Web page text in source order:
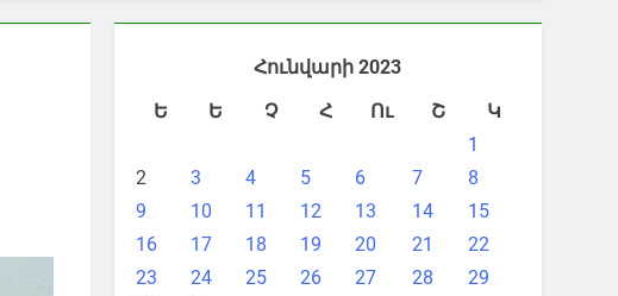
Հունվարի 2023
Ե
Ե Չ Հ Ու Շ
Կ
1
2
3 4 5 6 7
8
9
10 11 12 13 14
15
16
17 18 19 20 21
22
23
24 25 26 27 28
29